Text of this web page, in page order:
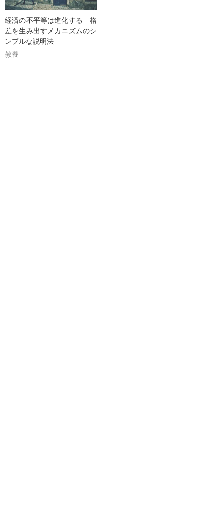
経済の不平等は進化する 格
差を生み出すメカニズムのシ
ンプルな説明法
教養